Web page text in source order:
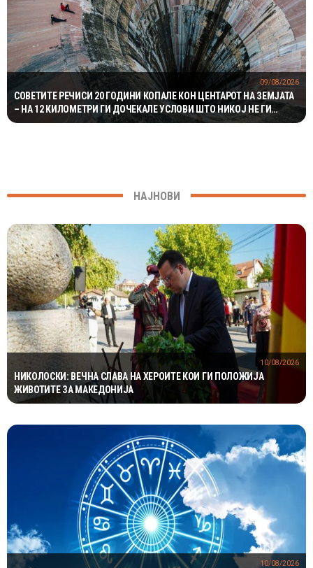
СОВЕТИТЕ РЕЧИСИ 20 ГОДИНИ КОПАЛЕ КОН ЦЕНТАРОТ НА ЗЕМЈАТА
– НА 12 КИЛОМЕТРИ ГИ ДОЧЕКАЛЕ УСЛОВИ ШТО НИКОЈ НЕ ГИ
ОЧЕКУВАЛ
09/08/2026
НАЈНОВИ
НИКОЛОСКИ: ВЕЧНА СЛАВА НА ХЕРОИТЕ КОИ ГИ ПОЛОЖИЈА
ЖИВОТИТЕ ЗА МАКЕДОНИЈА
10/08/2026
10/08/2026